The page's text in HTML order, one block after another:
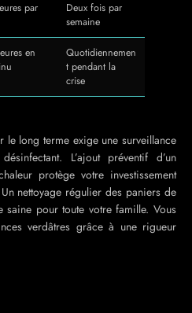
par
Deux fois par
semaine
en
Quotidiennemen
t pendant la
crise
le long terme exige une surveillance
L’ajout préventif d’un
protège votre investissement
nettoyage régulier des paniers de
saine pour toute votre famille. Vous
verdâtres grâce à une rigueur